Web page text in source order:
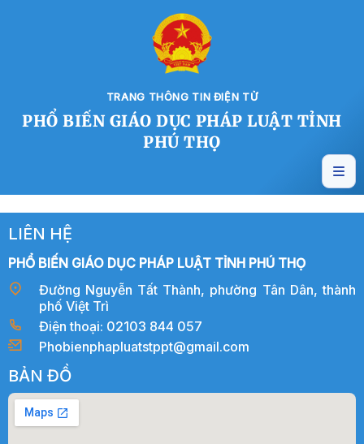
TRANG THÔNG TIN ĐIỆN TỬ
PHỔ BIẾN GIÁO DỤC PHÁP LUẬT TỈNH
PHÚ THỌ
LIÊN HỆ
PHỔ BIẾN GIÁO DỤC PHÁP LUẬT TỈNH PHÚ THỌ
Đường Nguyễn Tất Thành, phường Tân Dân, thành
phố Việt Trì
Điện thoại: 02103 844 057
Phobienphapluatstppt@gmail.com
BẢN ĐỒ